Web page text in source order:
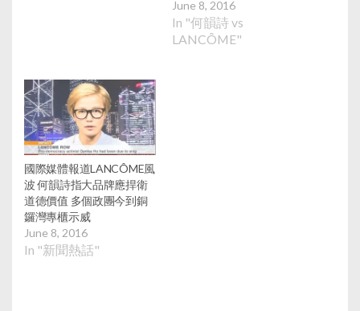
櫃，要求其母公司
L'Oréal 集團公開交代及
道歉。又貼上「杯葛
June 8, 2016
In "何韻詩 vs
LANCÔME"
國際媒體報道LANCÔME風
波 何韻詩指大品牌應捍衛
道德價值 多個政團今到銅
鑼灣專櫃示威
June 8, 2016
In "新聞熱話"